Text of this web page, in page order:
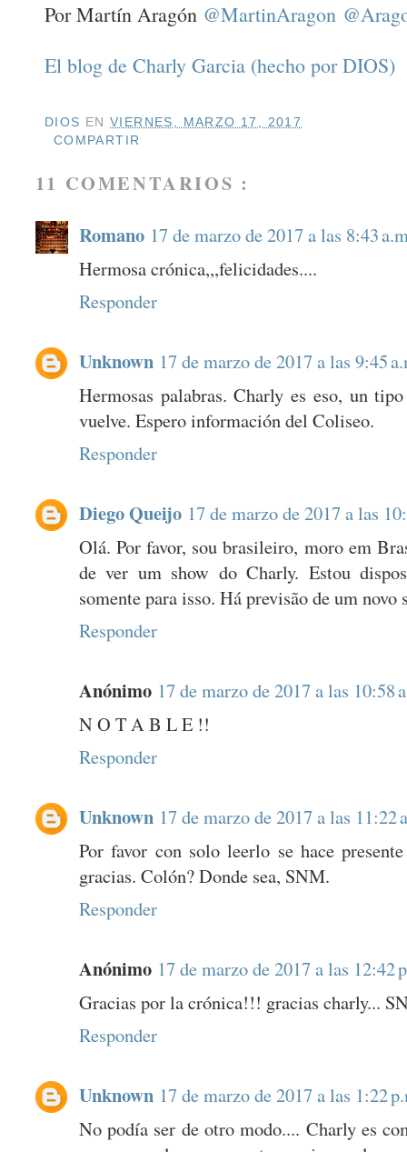
Por Martín Aragón @MartinAragon
El blog de Charly Garcia (hecho por DIOS)
DIOS EN VIERNES, MARZO 17, 2017
COMPARTIR
11 COMENTARIOS :
Romano 17 de marzo de 2017 a las 8:43
Hermosa crónica,,,felicidades....
Responder
Unknown 17 de marzo de 2017 a las 9:45
Hermosas palabras. Charly es eso, un
vuelve. Espero información del Coliseo.
Responder
Diego Queijo 17 de marzo de 2017 a las
Olá. Por favor, sou brasileiro, moro em
de ver um show do Charly. Estou
somente para isso. Há previsão de um novo
Responder
Anónimo 17 de marzo de 2017 a las 10:58
N O T A B L E !!
Responder
Unknown 17 de marzo de 2017 a las 11:22
Por favor con solo leerlo se hace
gracias. Colón? Donde sea, SNM.
Responder
Anónimo 17 de marzo de 2017 a las 12:42
Gracias por la crónica!!! gracias charly...
Responder
Unknown 17 de marzo de 2017 a las 1:22
No podía ser de otro modo.... Charly es